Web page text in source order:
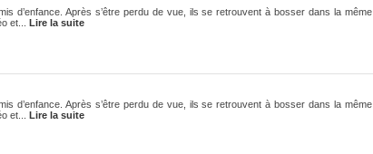
d’enfance. Après s’être perdu de vue, ils se retrouvent à bosser dans la même
et... Lire la suite
d’enfance. Après s’être perdu de vue, ils se retrouvent à bosser dans la même
et... Lire la suite